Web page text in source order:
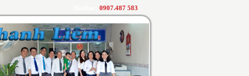
0907.487 583